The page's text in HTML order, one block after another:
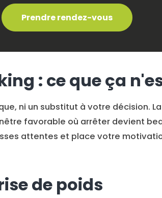
Prendre rendez-vous
: ce que ça
ni un substitut à votre décision.
favorable où arrêter devient
attentes et place votre
de poids